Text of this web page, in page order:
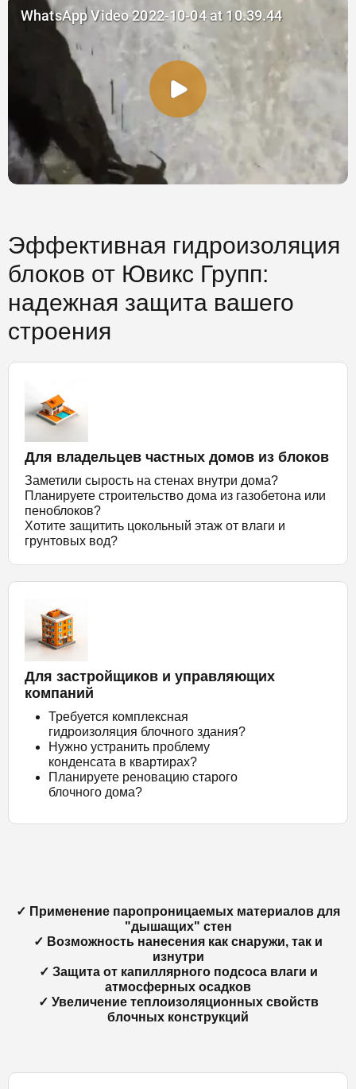
Эффективная гидроизоляция
блоков от Ювикс Групп:
надежная защита вашего
строения
Для владельцев частных домов из блоков
Заметили сырость на стенах внутри дома?
Планируете строительство дома из газобетона или
пеноблоков?
Хотите защитить цокольный этаж от влаги и
грунтовых вод?
Для застройщиков и управляющих
компаний
Требуется комплексная
гидроизоляция блочного здания?
Нужно устранить проблему
конденсата в квартирах?
Планируете реновацию старого
блочного дома?
✓ Применение паропроницаемых материалов для
"дышащих" стен
✓ Возможность нанесения как снаружи, так и
изнутри
✓ Защита от капиллярного подсоса влаги и
атмосферных осадков
✓ Увеличение теплоизоляционных свойств
блочных конструкций